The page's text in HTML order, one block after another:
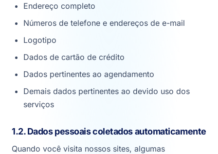
Endereço completo
Números de telefone e endereços de e-mail
Logotipo
Dados de cartão de crédito
Dados pertinentes ao agendamento
Demais dados pertinentes ao devido uso dos
serviços
1.2. Dados pessoais coletados automaticamente
Quando você visita nossos sites, algumas